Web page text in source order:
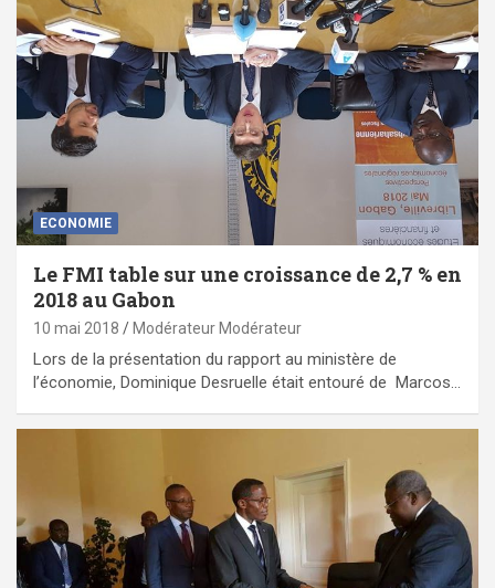
ECONOMIE
Le FMI table sur une croissance de 2,7 % en
2018 au Gabon
10 mai 2018 Modérateur Modérateur
Lors de la présentation du rapport au ministère de
l’économie, Dominique Desruelle était entouré de Marcos…